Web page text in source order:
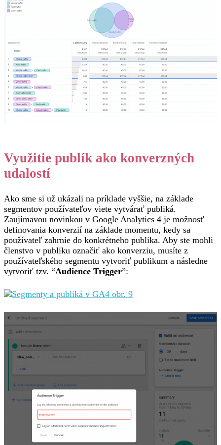
Využitie publík ako konverzných
udalostí
Ako sme si už ukázali na príklade vyššie, na základe
segmentov používateľov viete vytvárať publiká.
Zaujímavou novinkou v Google Analytics 4 je možnosť
definovania konverzií na základe momentu, kedy sa
používateľ zahrnie do konkrétneho publika. Aby ste mohli
členstvo v publiku označiť ako konverziu, musíte z
používateľského segmentu vytvoriť publikum a následne
vytvoriť tzv. “Audience Trigger”: